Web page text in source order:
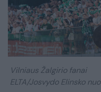
Vilniaus Žalgirio fanai
ELTA/Josvydo Elinsko